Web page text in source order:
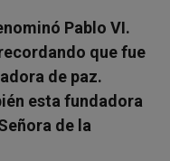
Pablo VI.
que fue
de paz.
esta fundadora
de la